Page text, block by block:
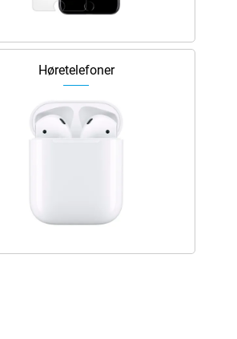
Høretelefoner